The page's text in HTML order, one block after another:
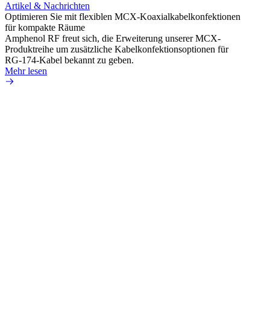
Artikel & Nachrichten
Optimieren Sie mit flexiblen MCX-Koaxialkabelkonfektionen
für kompakte Räume
Amphenol RF freut sich, die Erweiterung unserer MCX-
Produktreihe um zusätzliche Kabelkonfektionsoptionen für
RG-174-Kabel bekannt zu geben.
Mehr lesen